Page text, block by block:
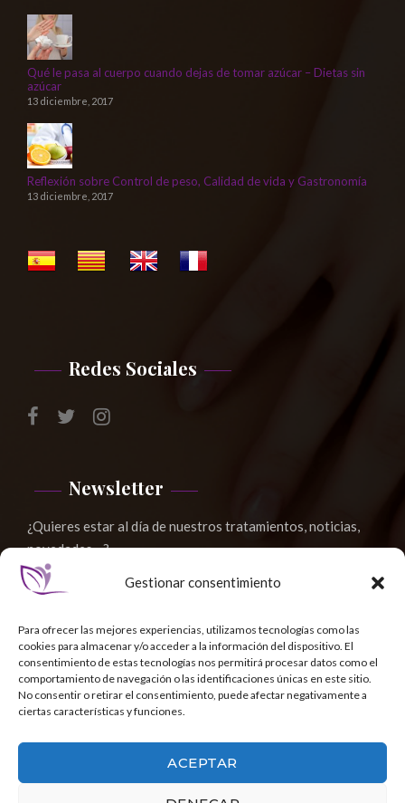
Gestionar consentimiento
Para ofrecer las mejores experiencias, utilizamos tecnologías como las
cookies para almacenar y/o acceder a la información del dispositivo. El
consentimiento de estas tecnologías nos permitirá procesar datos como el
comportamiento de navegación o las identificaciones únicas en este sitio.
No consentir o retirar el consentimiento, puede afectar negativamente a
ciertas características y funciones.
ACEPTAR
Qué le pasa al cuerpo cuando dejas de tomar azúcar – Dietas sin
azúcar
13 diciembre, 2017
Reflexión sobre Control de peso, Calidad de vida y Gastronomía
13 diciembre, 2017
Redes Sociales
Newsletter
¿Quieres estar al día de nuestros tratamientos, noticias,
novedades,...?
©2017 -2024 Centro Sigra α.ε - Todos los derechos